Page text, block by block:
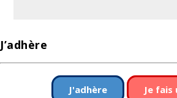
J’adhère
J'adhère Je fais